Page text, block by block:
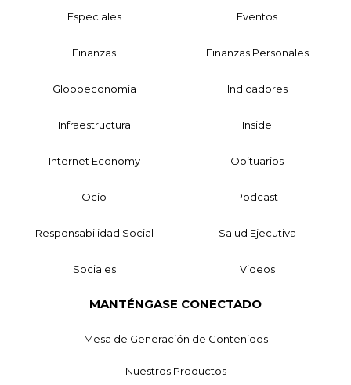
Especiales Eventos
Finanzas Finanzas Personales
Globoeconomía Indicadores
Infraestructura Inside
Internet Economy Obituarios
Ocio Podcast
Responsabilidad Social Salud Ejecutiva
Sociales Videos
MANTÉNGASE CONECTADO
Mesa de Generación de Contenidos
Nuestros Productos